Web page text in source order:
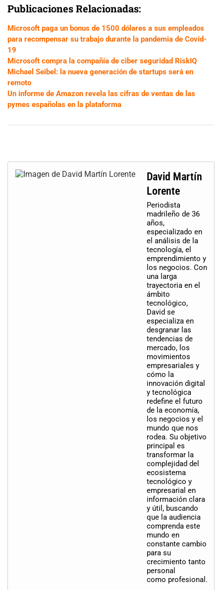
Publicaciones Relacionadas:
Microsoft paga un bonus de 1500 dólares a sus empleados
para recompensar su trabajo durante la pandemia de Covid-
19
Microsoft compra la compañía de ciber seguridad RiskIQ
Michael Seibel: la nueva generación de startups será en
remoto
Un informe de Amazon revela las cifras de ventas de las
pymes españolas en la plataforma
David Martín
Lorente
Periodista
madrileño de 36
años,
especializado en
el análisis de la
tecnología, el
emprendimiento y
los negocios. Con
una larga
trayectoria en el
ámbito
tecnológico,
David se
especializa en
desgranar las
tendencias de
mercado, los
movimientos
empresariales y
cómo la
innovación digital
y tecnológica
redefine el futuro
de la economía,
los negocios y el
mundo que nos
rodea. Su objetivo
principal es
transformar la
complejidad del
ecosistema
tecnológico y
empresarial en
información clara
y útil, buscando
que la audiencia
comprenda este
mundo en
constante cambio
para su
crecimiento tanto
personal
como profesional.